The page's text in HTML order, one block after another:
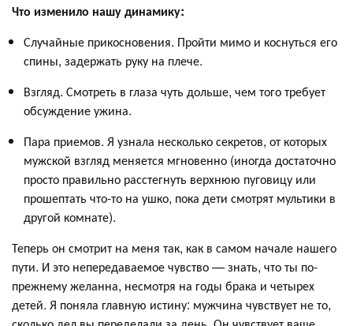
Что изменило нашу динамику:
Случайные прикосновения. Пройти мимо и коснуться его
спины, задержать руку на плече.
Взгляд. Смотреть в глаза чуть дольше, чем того требует
обсуждение ужина.
Пара приемов. Я узнала несколько секретов, от которых
мужской взгляд меняется мгновенно (иногда достаточно
просто правильно расстегнуть верхнюю пуговицу или
прошептать что-то на ушко, пока дети смотрят мультики в
другой комнате).
Теперь он смотрит на меня так, как в самом начале нашего
пути. И это непередаваемое чувство — знать, что ты по-
прежнему желанна, несмотря на годы брака и четырех
детей. Я поняла главную истину: мужчина чувствует не то,